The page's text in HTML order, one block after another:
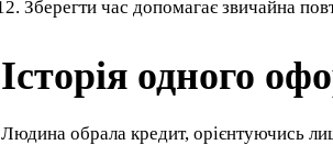
Зберегти час допомагає звичайна
Історія одного
Людина обрала кредит, орієнтуючись